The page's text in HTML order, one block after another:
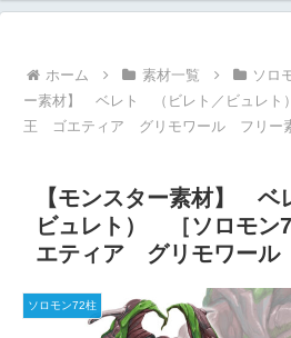
ホーム 素材一覧 ソロ
ー素材】 ベレト （ビレト／ビュレ
王 ゴエティア グリモワール フリー
【モンスター素材】
ビュレト） ［ソロモ
エティア グリモワー
ソロモン72柱